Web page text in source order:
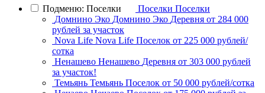
Подменю: Поселки
Поселки Поселки
Домнино Эко Домнино Эко Деревня от 284 000
рублей за участок
Nova Life Nova Life Поселок от 225 000 рублей/
сотка
Ненашево Ненашево Деревня от 303 000 рублей
за участок!
Темьянь Темьянь Поселок от 50 000 рублей/сотка